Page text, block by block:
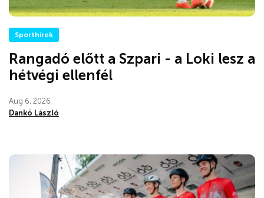
Sporthírek
Rangadó előtt a Szpari - a Loki lesz a
hétvégi ellenfél
Aug 6, 2026
Dankó László